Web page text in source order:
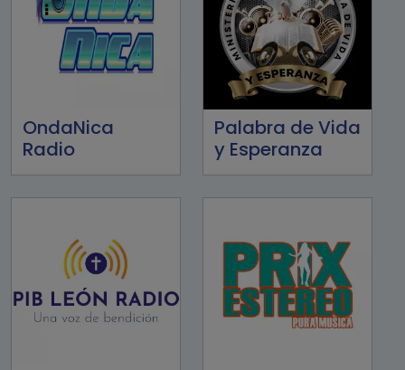
OndaNica
Radio
Palabra de Vida
y Esperanza